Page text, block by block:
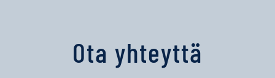
Ota yhteyttä